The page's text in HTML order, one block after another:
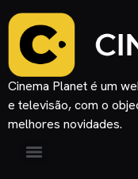
Cinema Planet é um
e televisão, com o
melhores novidades.